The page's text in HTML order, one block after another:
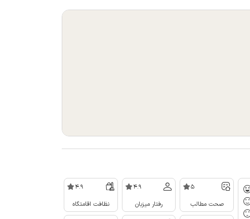
5
صحت مطالب
4.9
رفتار میزبان
4.9
نظافت اقامتگاه